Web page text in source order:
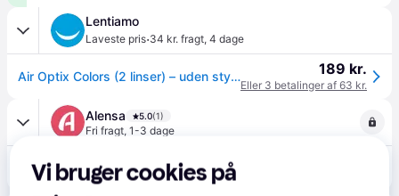
Lentiamo
Laveste pris·34 kr. fragt, 4 dage
Air Optix Colors (2 linser) – uden styrke 189 kr.
Eller 3 betalinger af 63 kr.
Alensa 5.0(1)
Fri fragt, 1-3 dage
Air Optix Colors - Green - med styrke (2 linser)
Vi bruger cookies på